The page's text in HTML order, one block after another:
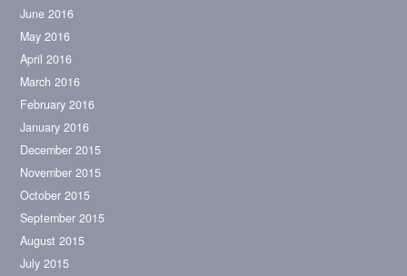
June 2016
May 2016
April 2016
March 2016
February 2016
January 2016
December 2015
November 2015
October 2015
September 2015
August 2015
July 2015